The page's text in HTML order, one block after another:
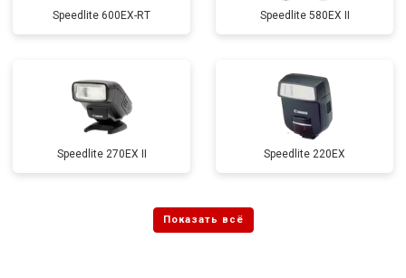
Speedlite 600EX-RT Speedlite 580EX II
Speedlite 270EX II Speedlite 220EX